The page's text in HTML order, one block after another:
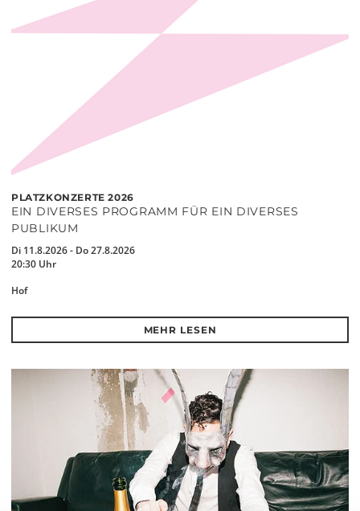
PLATZKONZERTE 2026
EIN DIVERSES PROGRAMM FÜR EIN DIVERSES
PUBLIKUM
Di 11.8.2026 - Do 27.8.2026
20:30 Uhr
Hof
MEHR LESEN